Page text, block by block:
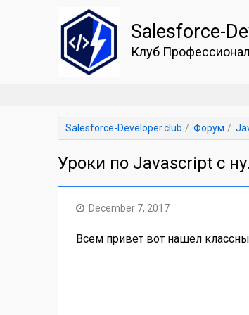
Salesforce-
Клуб
Salesforce-Developer.club Форум
Уроки по Javascript с
December 7, 2017
Всем привет вот нашел